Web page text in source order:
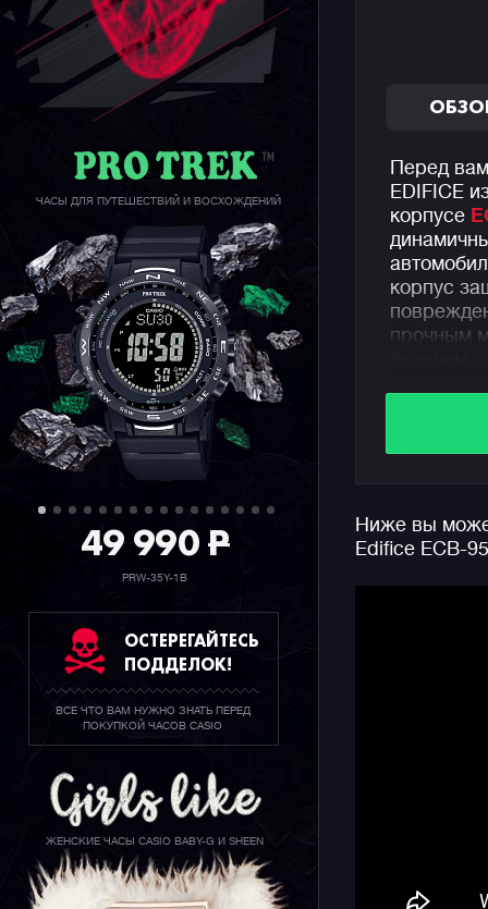
ЧАСЫ ДЛЯ ПУТЕШЕСТВИЙ И ВОСХОЖДЕНИЙ
49 990P
PRW-35Y-1B
ОСТЕРЕГАЙТЕСЬ
ПОДДЕЛОК!
ВСЕ ЧТО ВАМ НУЖНО ЗНАТЬ ПЕРЕД
ПОКУПКОЙ ЧАСОВ CASIO
ЖЕНСКИЕ ЧАСЫ CASIO BABY-G И SHEEN
Перед
EDIFICE
корпусе
корпус
прочным
которые
(см. фото
об
вид.
Ниже вы
Edifice ECB-